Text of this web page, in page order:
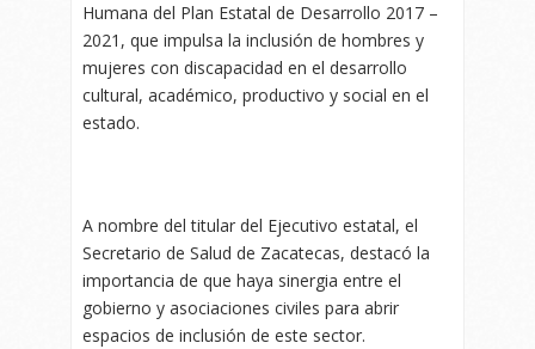
Humana del Plan Estatal de Desarrollo 2017 –
2021, que impulsa la inclusión de hombres y
mujeres con discapacidad en el desarrollo
cultural, académico, productivo y social en el
estado.
A nombre del titular del Ejecutivo estatal, el
Secretario de Salud de Zacatecas, destacó la
importancia de que haya sinergia entre el
gobierno y asociaciones civiles para abrir
espacios de inclusión de este sector.